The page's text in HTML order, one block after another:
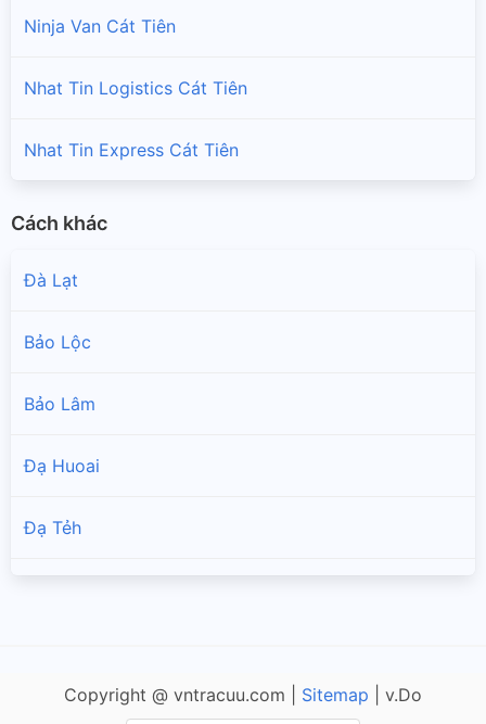
Ninja Van Cát Tiên
Nhat Tin Logistics Cát Tiên
Nhat Tin Express Cát Tiên
Cách khác
Đà Lạt
Bảo Lộc
Bảo Lâm
Đạ Huoai
Đạ Tẻh
Copyright @ vntracuu.com | Sitemap | v.Do